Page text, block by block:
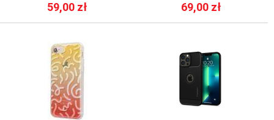
59,00 zł 69,00 zł